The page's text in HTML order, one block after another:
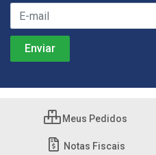
Meus Pedidos
Notas Fiscais